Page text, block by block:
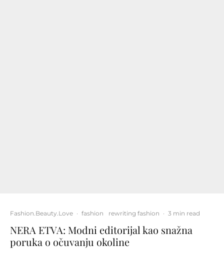
Fashion.Beauty.Love · fashion rewriting fashion · 3 min read
NERA ETVA: Modni editorijal kao snažna
poruka o očuvanju okoline